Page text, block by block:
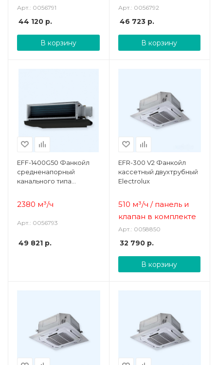
Арт.: 0056791
44 120 р.
В корзину
Арт.: 0056792
46 723р.
В корзину
EFF-1400G50 Фанкойл
средненапорный
канального типа
2380 м³/ч
Арт.: 0056793
49 821 р.
EFR-300 V2 Фанкойл
кассетный двухтрубный
Electrolux
510 м³/ч / панель и
клапан в комплекте
Арт.: 0058850
32 790р.
В корзину